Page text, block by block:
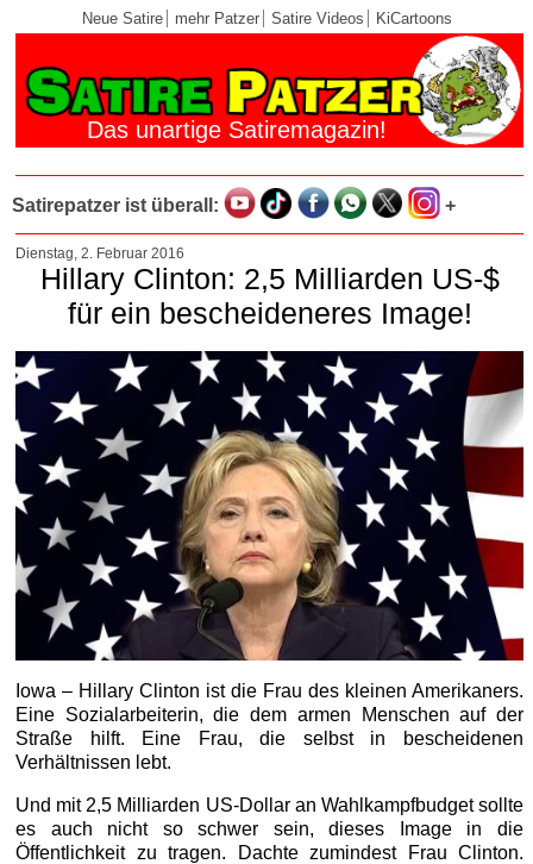
Neue Satire mehr Patzer Satire Videos KiCartoons
Das unartige Satiremagazin!
Satirepatzer ist überall: +
Dienstag, 2. Februar 2016
Hillary Clinton: 2,5 Milliarden US-$
für ein bescheideneres Image!
Iowa – Hillary Clinton ist die Frau des kleinen Amerikaners.
Eine Sozialarbeiterin, die dem armen Menschen auf der
Straße hilft. Eine Frau, die selbst in bescheidenen
Verhältnissen lebt.
Und mit 2,5 Milliarden US-Dollar an Wahlkampfbudget sollte
es auch nicht so schwer sein, dieses Image in die
Öffentlichkeit zu tragen. Dachte zumindest Frau Clinton.